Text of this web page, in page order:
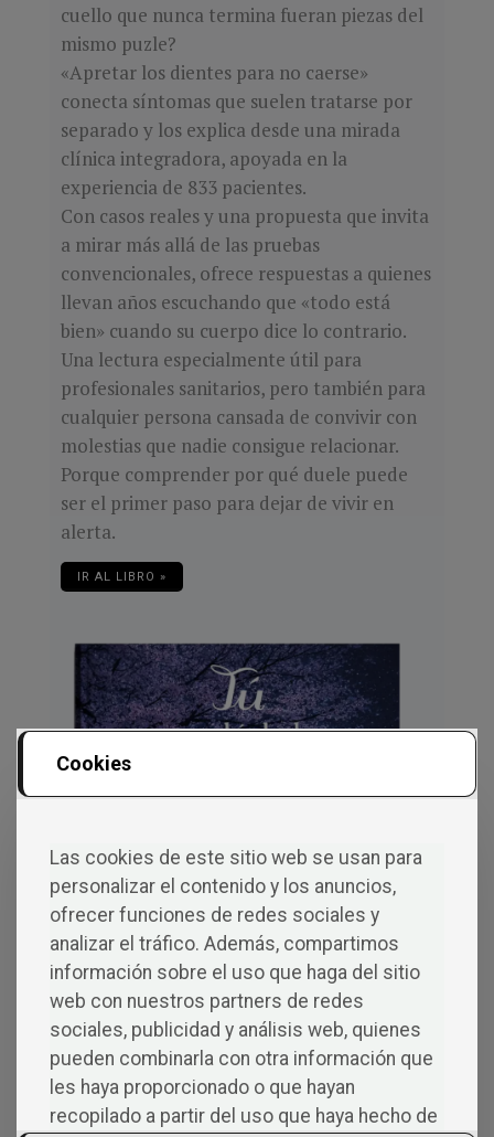
cuello que nunca termina fueran piezas del
mismo puzle?
«Apretar los dientes para no caerse»
conecta síntomas que suelen tratarse por
separado y los explica desde una mirada
clínica integradora, apoyada en la
experiencia de 833 pacientes.
Con casos reales y una propuesta que invita
a mirar más allá de las pruebas
convencionales, ofrece respuestas a quienes
llevan años escuchando que «todo está
bien» cuando su cuerpo dice lo contrario.
Una lectura especialmente útil para
profesionales sanitarios, pero también para
cualquier persona cansada de convivir con
molestias que nadie consigue relacionar.
Porque comprender por qué duele puede
ser el primer paso para dejar de vivir en
alerta.
IR AL LIBRO »
Cookies
Las cookies de este sitio web se usan para
personalizar el contenido y los anuncios,
ofrecer funciones de redes sociales y
analizar el tráfico. Además, compartimos
información sobre el uso que haga del sitio
web con nuestros partners de redes
sociales, publicidad y análisis web, quienes
pueden combinarla con otra información que
les haya proporcionado o que hayan
recopilado a partir del uso que haya hecho de